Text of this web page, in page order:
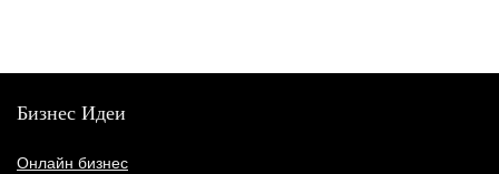
Бизнес Идеи
Онлайн бизнес